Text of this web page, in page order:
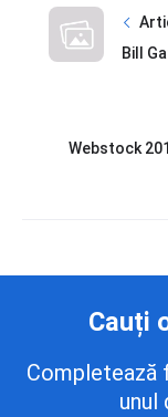
Bill
Webstock
Cauți
Completează
unul